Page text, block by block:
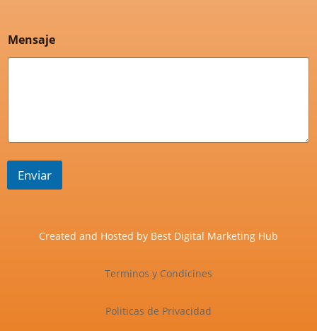
Mensaje
Enviar
Created and Hosted by Best Digital Marketing Hub
Terminos y Condicines
Politicas de Privacidad